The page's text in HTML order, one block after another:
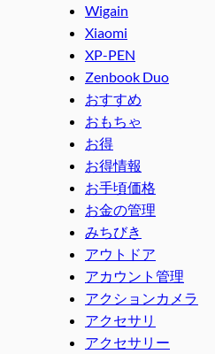
Wigain
Xiaomi
XP-PEN
Zenbook Duo
おすすめ
おもちゃ
お得
お得情報
お手頃価格
お金の管理
みちびき
アウトドア
アカウント管理
アクションカメラ
アクセサリ
アクセサリー